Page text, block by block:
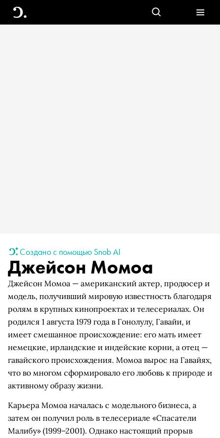
Создано с помощью Snob AI
Джейсон Момоа
Джейсон Момоа — американский актер, продюсер и
модель, получивший мировую известность благодаря
ролям в крупных кинопроектах и телесериалах. Он
родился 1 августа 1979 года в Гонолулу, Гавайи, и
имеет смешанное происхождение: его мать имеет
немецкие, ирландские и индейские корни, а отец —
гавайского происхождения. Момоа вырос на Гавайях,
что во многом сформировало его любовь к природе и
активному образу жизни.
Карьера Момоа началась с модельного бизнеса, а
затем он получил роль в телесериале «Спасатели
Малибу» (1999–2001). Однако настоящий прорыв